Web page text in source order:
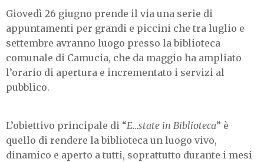
Giovedì 26 giugno prende il via una serie di
appuntamenti per grandi e piccini che tra luglio e
settembre avranno luogo presso la biblioteca
comunale di Camucia, che da maggio ha ampliato
l’orario di apertura e incrementato i servizi al
pubblico.
L’obiettivo principale di “E…state in Biblioteca” è
quello di rendere la biblioteca un luogo vivo,
dinamico e aperto a tutti, soprattutto durante i mesi